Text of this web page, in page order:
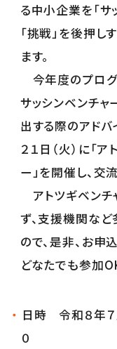
る中小企業を「サ
「挑戦」を後押
ます。
今年度のプログ
サッシンベンチ
出する際のアドバ
２１日（火）に「
ー」を開催し、交
アトツギベンチ
ず、支援機関など
ので、是非、お申
どなたでも参加
日時 令和８年７
０